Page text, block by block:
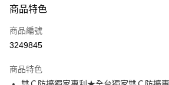
信用卡一次付款
信用卡分期付款
合作金庫商業銀行
超商取貨付款
商品特色
商品編號
3249845
商品特色